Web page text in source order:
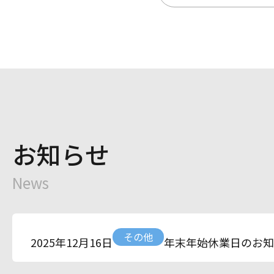
お知らせ
News
2025年12月16日 その他 年末年始休業日のお